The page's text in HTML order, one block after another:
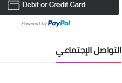
التواصل الإجتماعي